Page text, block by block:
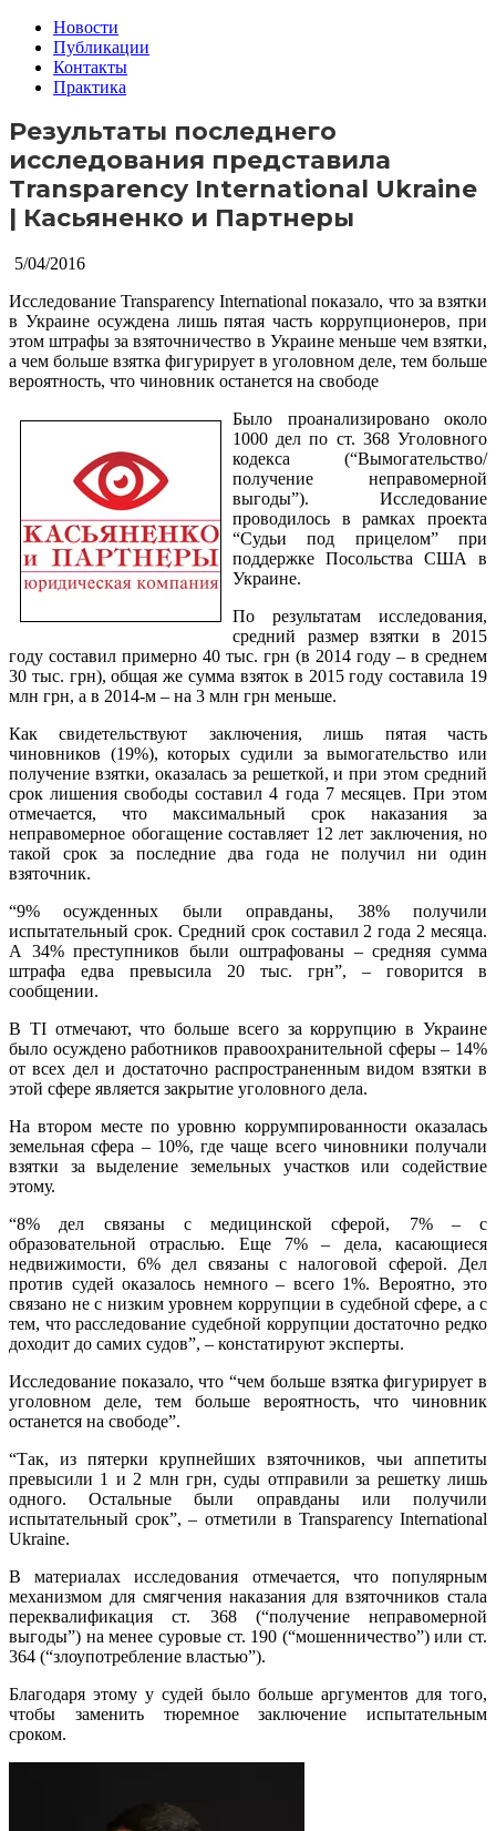
Новости
Публикации
Контакты
Практика
Результаты последнего
исследования представила
Transparency International Ukraine
| Касьяненко и Партнеры
5/04/2016
Исследование Transparency International показало, что за взятки
в Украине осуждена лишь пятая часть коррупционеров, при
этом штрафы за взяточничество в Украине меньше чем взятки,
а чем больше взятка фигурирует в уголовном деле, тем больше
вероятность, что чиновник останется на свободе
Было проанализировано около
1000 дел по ст. 368 Уголовного
кодекса (“Вымогательство/
получение неправомерной
выгоды”). Исследование
проводилось в рамках проекта
“Судьи под прицелом” при
поддержке Посольства США в
Украине.
По результатам исследования,
средний размер взятки в 2015
году составил примерно 40 тыс. грн (в 2014 году – в среднем
30 тыс. грн), общая же сумма взяток в 2015 году составила 19
млн грн, а в 2014-м – на 3 млн грн меньше.
Как свидетельствуют заключения, лишь пятая часть
чиновников (19%), которых судили за вымогательство или
получение взятки, оказалась за решеткой, и при этом средний
срок лишения свободы составил 4 года 7 месяцев. При этом
отмечается, что максимальный срок наказания за
неправомерное обогащение составляет 12 лет заключения, но
такой срок за последние два года не получил ни один
взяточник.
“9% осужденных были оправданы, 38% получили
испытательный срок. Средний срок составил 2 года 2 месяца.
А 34% преступников были оштрафованы – средняя сумма
штрафа едва превысила 20 тыс. грн”, – говорится в
сообщении.
В ТI отмечают, что больше всего за коррупцию в Украине
было осуждено работников правоохранительной сферы – 14%
от всех дел и достаточно распространенным видом взятки в
этой сфере является закрытие уголовного дела.
На втором месте по уровню коррумпированности оказалась
земельная сфера – 10%, где чаще всего чиновники получали
взятки за выделение земельных участков или содействие
этому.
“8% дел связаны с медицинской сферой, 7% – с
образовательной отраслью. Еще 7% – дела, касающиеся
недвижимости, 6% дел связаны с налоговой сферой. Дел
против судей оказалось немного – всего 1%. Вероятно, это
связано не с низким уровнем коррупции в судебной сфере, а с
тем, что расследование судебной коррупции достаточно редко
доходит до самих судов”, – констатируют эксперты.
Исследование показало, что “чем больше взятка фигурирует в
уголовном деле, тем больше вероятность, что чиновник
останется на свободе”.
“Так, из пятерки крупнейших взяточников, чьи аппетиты
превысили 1 и 2 млн грн, суды отправили за решетку лишь
одного. Остальные были оправданы или получили
испытательный срок”, – отметили в Transparency International
Ukraine.
В материалах исследования отмечается, что популярным
механизмом для смягчения наказания для взяточников стала
переквалификация ст. 368 (“получение неправомерной
выгоды”) на менее суровые ст. 190 (“мошенничество”) или ст.
364 (“злоупотребление властью”).
Благодаря этому у судей было больше аргументов для того,
чтобы заменить тюремное заключение испытательным
сроком.